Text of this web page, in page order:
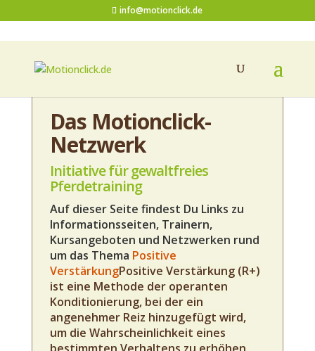
info@motionclick.de
Das Motionclick-
Netzwerk
Initiative für gewaltfreies
Pferdetraining
Auf dieser Seite findest Du Links zu
Informationsseiten, Trainern,
Kursangeboten und Netzwerken rund
um das Thema Positive
VerstärkungPositive Verstärkung (R+)
ist eine Methode der operanten
Konditionierung, bei der ein
angenehmer Reiz hinzugefügt wird,
um die Wahrscheinlichkeit eines